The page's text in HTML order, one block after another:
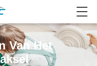
Van Het